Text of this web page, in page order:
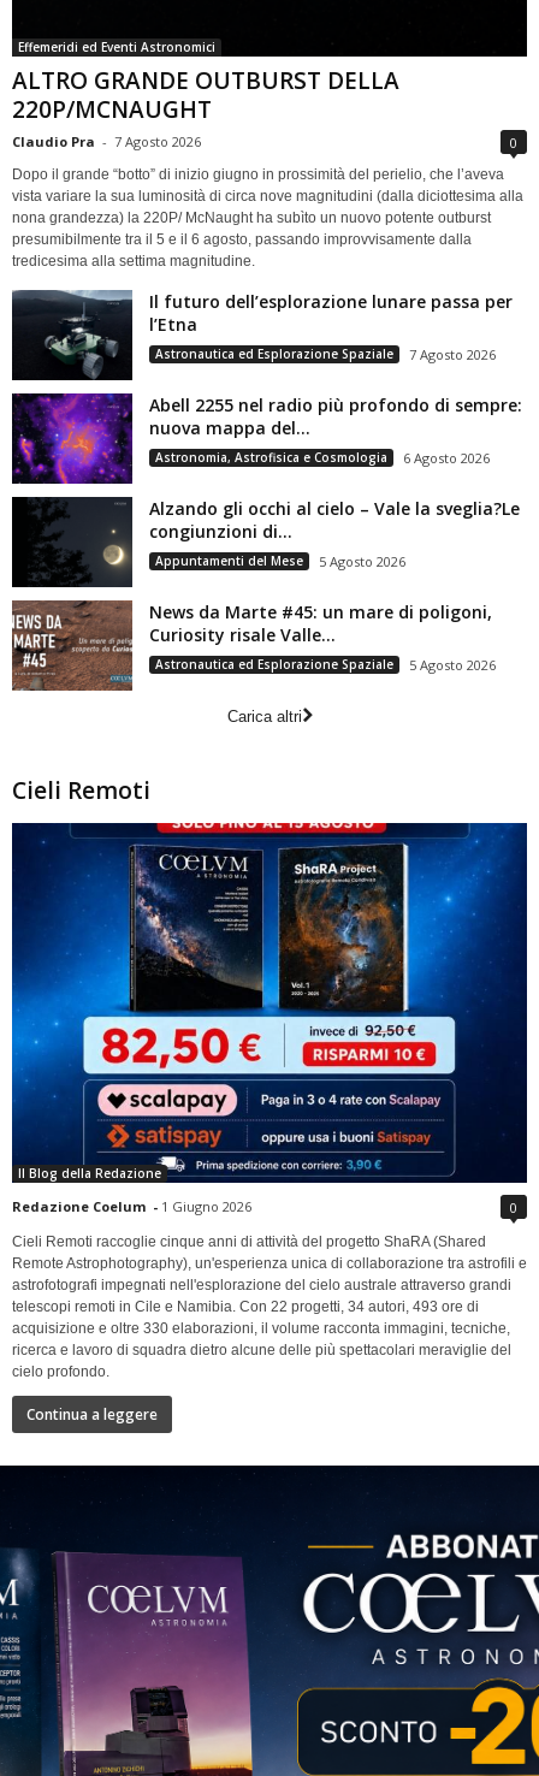
Effemeridi ed Eventi Astronomici
ALTRO GRANDE OUTBURST DELLA
220P/MCNAUGHT
Claudio Pra - 7 Agosto 2026 0
Dopo il grande “botto” di inizio giugno in prossimità del perielio, che l’aveva
vista variare la sua luminosità di circa nove magnitudini (dalla diciottesima alla
nona grandezza) la 220P/ McNaught ha subìto un nuovo potente outburst
presumibilmente tra il 5 e il 6 agosto, passando improvvisamente dalla
tredicesima alla settima magnitudine.
Il futuro dell’esplorazione lunare passa per
l’Etna
Astronautica ed Esplorazione Spaziale 7 Agosto 2026
Abell 2255 nel radio più profondo di sempre:
nuova mappa del...
Astronomia, Astrofisica e Cosmologia 6 Agosto 2026
Alzando gli occhi al cielo – Vale la sveglia?Le
congiunzioni di...
Appuntamenti del Mese 5 Agosto 2026
News da Marte #45: un mare di poligoni,
Curiosity risale Valle...
Astronautica ed Esplorazione Spaziale 5 Agosto 2026
Carica altri
Cieli Remoti
Il Blog della Redazione
Redazione Coelum - 1 Giugno 2026 0
Cieli Remoti raccoglie cinque anni di attività del progetto ShaRA (Shared
Remote Astrophotography), un'esperienza unica di collaborazione tra astrofili e
astrofotografi impegnati nell'esplorazione del cielo australe attraverso grandi
telescopi remoti in Cile e Namibia. Con 22 progetti, 34 autori, 493 ore di
acquisizione e oltre 330 elaborazioni, il volume racconta immagini, tecniche,
ricerca e lavoro di squadra dietro alcune delle più spettacolari meraviglie del
cielo profondo.
Continua a leggere